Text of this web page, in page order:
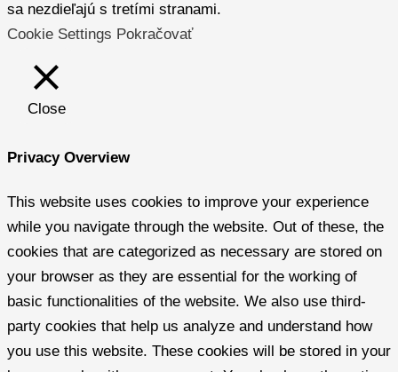
sa nezdieľajú s tretími stranami.
Cookie Settings Pokračovať
Close
Privacy Overview
This website uses cookies to improve your experience
while you navigate through the website. Out of these, the
cookies that are categorized as necessary are stored on
your browser as they are essential for the working of
basic functionalities of the website. We also use third-
party cookies that help us analyze and understand how
you use this website. These cookies will be stored in your